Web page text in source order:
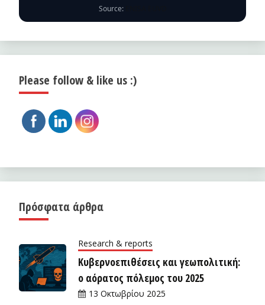
Source:
Please follow & like us :)
Πρόσφατα άρθρα
Research & reports
Κυβερνοεπιθέσεις και γεωπολιτική:
ο αόρατος πόλεμος του 2025
13 Οκτωβρίου 2025